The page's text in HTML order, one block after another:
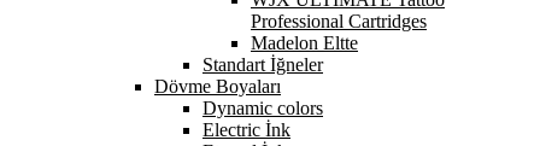
Professional Cartridges
Madelon Eltte
Standart İğneler
Dövme Boyaları
Dynamic colors
Electric İnk